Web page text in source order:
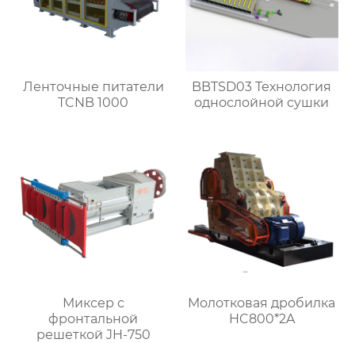
Ленточные питатели
TCNB 1000
BBTSD03 Технология
однослойной сушки
Миксер с
фронтальной
решеткой JH-750
Молотковая дробилка
HC800*2A